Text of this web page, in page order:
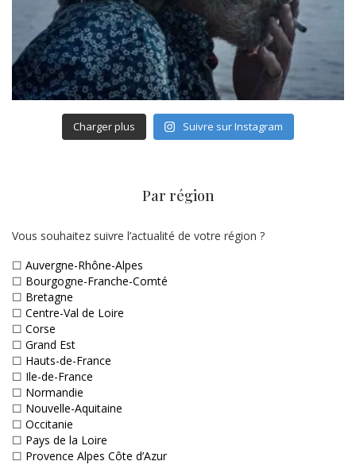
Charger plus Suivre sur Instagram
Par région
Vous souhaitez suivre l’actualité de votre région ?
☐ Auvergne-Rhône-Alpes
☐ Bourgogne-Franche-Comté
☐ Bretagne
☐ Centre-Val de Loire
☐ Corse
☐ Grand Est
☐ Hauts-de-France
☐ Ile-de-France
☐ Normandie
☐ Nouvelle-Aquitaine
☐ Occitanie
☐ Pays de la Loire
☐ Provence Alpes Côte d’Azur